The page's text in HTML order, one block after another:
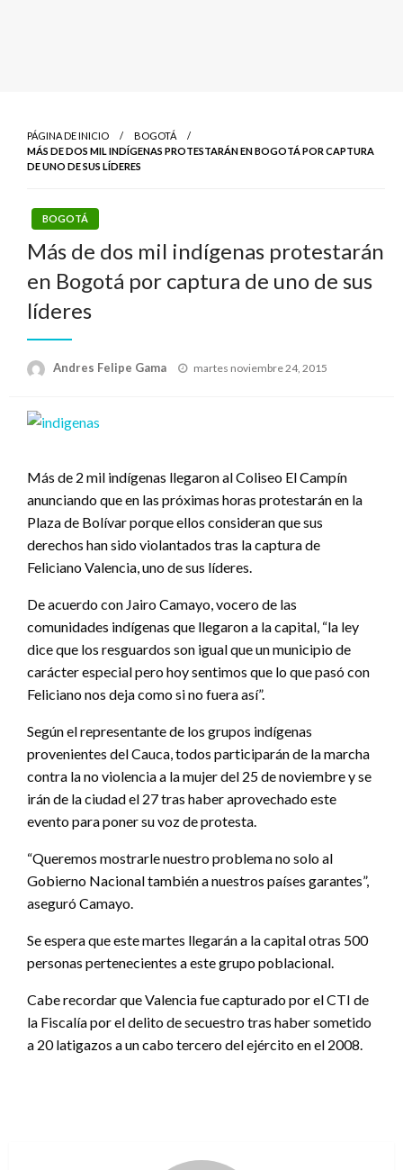
PÁGINA DE INICIO
BOGOTÁ
MÁS DE DOS MIL INDÍGENAS PROTESTARÁN EN BOGOTÁ POR CAPTURA
DE UNO DE SUS LÍDERES
BOGOTÁ
Más de dos mil indígenas protestarán
en Bogotá por captura de uno de sus
líderes
Andres Felipe Gama
Publicado
martes noviembre 24, 2015
Más de 2 mil indígenas llegaron al Coliseo El Campín
anunciando que en las próximas horas protestarán en la
Plaza de Bolívar porque ellos consideran que sus
derechos han sido violantados tras la captura de
Feliciano Valencia, uno de sus líderes.
De acuerdo con Jairo Camayo, vocero de las
comunidades indígenas que llegaron a la capital, “la ley
dice que los resguardos son igual que un municipio de
carácter especial pero hoy sentimos que lo que pasó con
Feliciano nos deja como si no fuera así”.
Según el representante de los grupos indígenas
provenientes del Cauca, todos participarán de la marcha
contra la no violencia a la mujer del 25 de noviembre y se
irán de la ciudad el 27 tras haber aprovechado este
evento para poner su voz de protesta.
“Queremos mostrarle nuestro problema no solo al
Gobierno Nacional también a nuestros países garantes”,
aseguró Camayo.
Se espera que este martes llegarán a la capital otras 500
personas pertenecientes a este grupo poblacional.
Cabe recordar que Valencia fue capturado por el CTI de
la Fiscalía por el delito de secuestro tras haber sometido
a 20 latigazos a un cabo tercero del ejército en el 2008.